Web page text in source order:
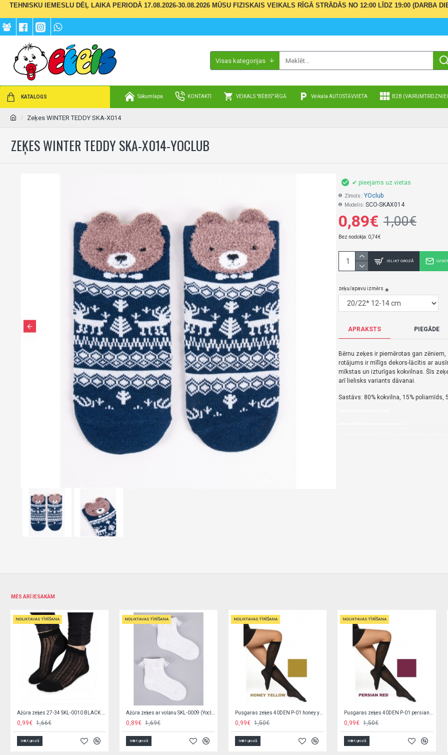
TEHNISKU IEMESLU DĒĻ LAIKA PERIODĀ 17.08.2026-30.08.2026 MŪSU FIZISKAIS VEIKALS RĪGĀ STRĀDĀS NO 12:00 LĪDZ 19:00 (DARBA
Visas kategorijas
KATALOGS Sākumlapa KONTAKTI VEIKALS "BĒBIS" RĪGĀ Veikala AUTOSTĀVVIETA B2B
Zeķes WINTER TEDDY SKA-X014
ZEĶES WINTER TEDDY SKA-X014-YOCLUB
0,89€ 1,00€
Bez nodokļa: 0,74€
✔ pieejams uz vietas
Zīmols:: YOclub
Modelis: SCO-SKAX014
zeķu/apavu izmērs
IELIKT GROZĀ
APRAKSTS PIEGĀDE
Bērnu zeķes ir piemērotas gan
rotājums ir mīlīgs dekors-lācītis ar
mīkstas un izturīgas kokvilnas. Šīs
arī lielisks variants dāvanai.
Sastāvs: 80% kokvilna, 15% poliamīds,
MĒS ARĪ IESAKĀM
NOLIKTAVAS TĪRĪŠANA
0,79€ 0,89€
Ielikt grozā
NOLIKTAVAS TĪRĪŠANA
Zeķes 3-PACK 0-3 mēn. SKA-0110 GIRL
1,39€ 2,15€
Ielikt grozā
NOLIKTAVAS TĪRĪŠANA
0,89€ 1,19€
Ielikt grozā
NOLIKTAVAS TĪRĪŠANA
Zeķes ar bantīti SKC/3D-BOW
0,79€ 1,35€
Ielikt grozā